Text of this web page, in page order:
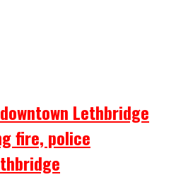
Lethbridge
fire, police